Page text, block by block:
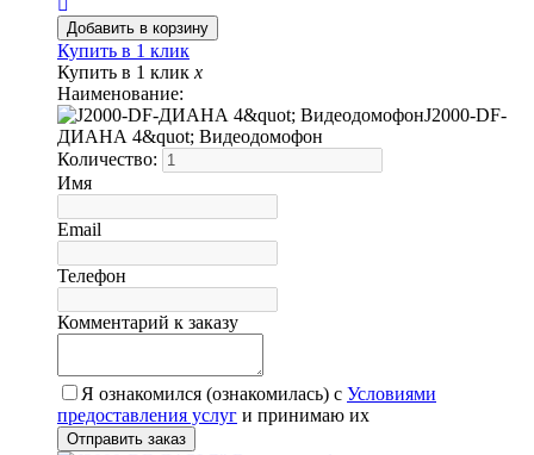
Купить в 1 клик
Купить в 1 клик x
Наименование:
J2000-DF-
ДИАНА 4&quot; Видеодомофон
Количество:
Имя
Email
Телефон
Комментарий к заказу
Я ознакомился (ознакомилась) с Условиями
предоставления услуг и принимаю их